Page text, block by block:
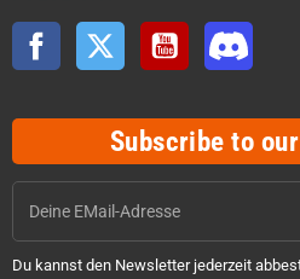
Facebook Twitter YouTube
Subscribe to
Du kannst den Newsletter jederzeit